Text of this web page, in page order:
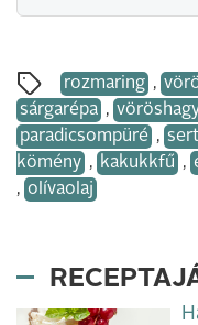
rozmaring ,
sárgarépa ,
paradicsompüré ,
kömény , kakukkfű ,
, olívaolaj